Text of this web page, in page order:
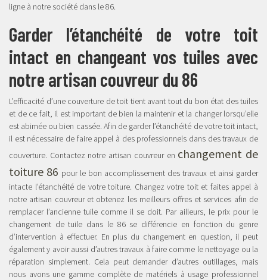
ligne à notre société dans le 86.
Garder l’étanchéité de votre toit
intact en changeant vos tuiles avec
notre artisan couvreur du 86
L’efficacité d’une couverture de toit tient avant tout du bon état des tuiles
et de ce fait, il est important de bien la maintenir et la changer lorsqu’elle
est abimée ou bien cassée. Afin de garder l’étanchéité de votre toit intact,
il est nécessaire de faire appel à des professionnels dans des travaux de
couverture. Contactez notre artisan couvreur en changement de
toiture 86 pour le bon accomplissement des travaux et ainsi garder
intacte l’étanchéité de votre toiture. Changez votre toit et faites appel à
notre artisan couvreur et obtenez les meilleurs offres et services afin de
remplacer l’ancienne tuile comme il se doit. Par ailleurs, le prix pour le
changement de tuile dans le 86 se différencie en fonction du genre
d’intervention à effectuer. En plus du changement en question, il peut
également y avoir aussi d’autres travaux à faire comme le nettoyage ou la
réparation simplement. Cela peut demander d’autres outillages, mais
nous avons une gamme complète de matériels à usage professionnel